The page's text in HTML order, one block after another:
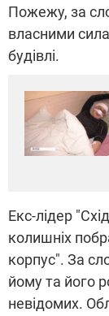
Пожежу, за
власними
будівлі.
Екс-лідер
колишніх
корпус". За
йому та його
невідомих.